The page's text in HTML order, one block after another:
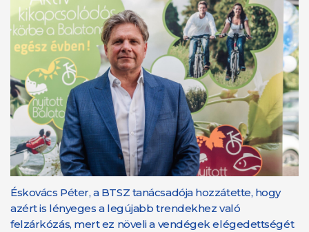
Éskovács Péter, a BTSZ tanácsadója hozzátette, hogy
azért is lényeges a legújabb trendekhez való
felzárkózás, mert ez növeli a vendégek elégedettségét